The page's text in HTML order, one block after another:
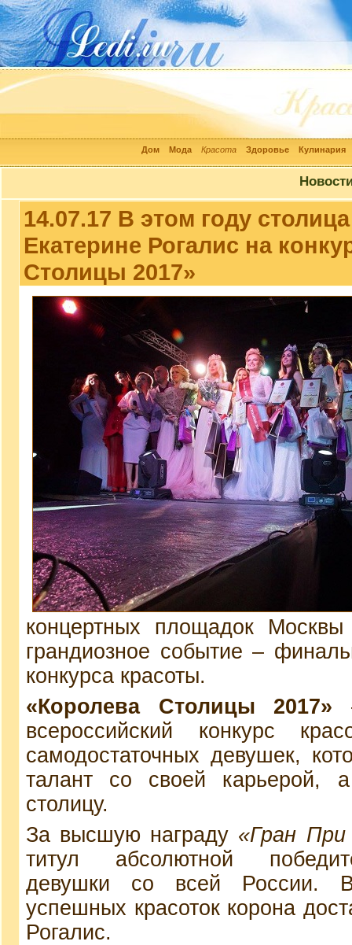
Дом Мода Красота Здоровье Кулинария
14.07.17 В этом году
Екатерине Рогалис на
Столицы 2017»
концертных площадок
грандиозное событие –
конкурса красоты.
«Королева Столицы 2017»
всероссийский конкурс
самодостаточных девушек,
талант со своей карьерой,
столицу.
За высшую награду «Гран
титул абсолютной
девушки со всей России.
успешных красоток корона
Рогалис.